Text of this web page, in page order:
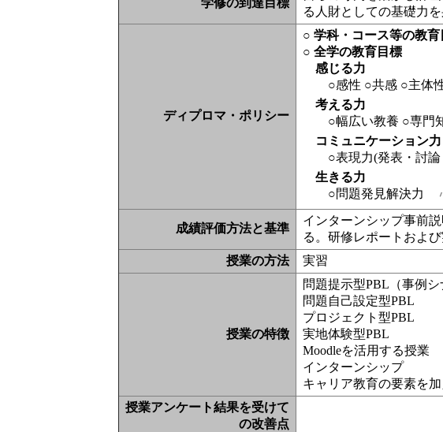
学修の到達目標
る人財としての基礎力を
ディプロマ・ポリシー
○ 学科・コース等の教育
○ 全学の教育目標
感じる力
○感性 ○共感 ○主体
考える力
○幅広い教養 ○専門
コミュニケーション力
○表現力(発表・討
生きる力
○問題発見解決力
成績評価方法と基準
インターンシップ事前
る。研修レポートおよ
授業の方法
実習
授業の特徴
問題提示型PBL（事例シ
問題自己設定型PBL
プロジェクト型PBL
実地体験型PBL
Moodleを活用する授業
インターンシップ
キャリア教育の要素を
授業アンケート結果を受けて
の改善点